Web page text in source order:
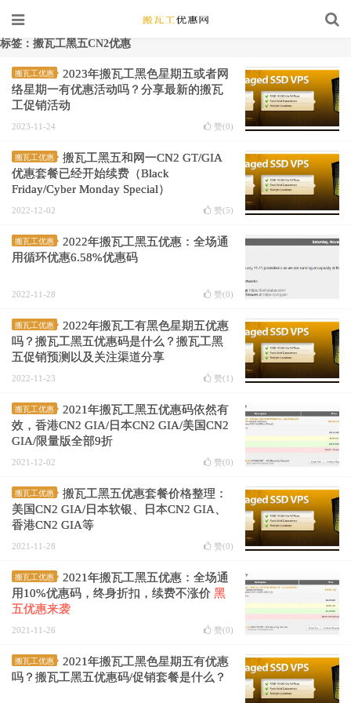
标签：搬瓦工黑五CN2优惠
搬瓦工优惠
2023年搬瓦工黑色星期五或者网
络星期一有优惠活动吗？分享最新的搬瓦
工促销活动
2023-11-24 赞(0)
搬瓦工优惠
搬瓦工黑五和网一CN2 GT/GIA
优惠套餐已经开始续费（Black
Friday/Cyber Monday Special）
2022-12-02 赞(5)
搬瓦工优惠
2022年搬瓦工黑五优惠：全场通
用循环优惠6.58%优惠码
2022-11-28 赞(0)
搬瓦工优惠
2022年搬瓦工有黑色星期五优惠
吗？搬瓦工黑五优惠码是什么？搬瓦工黑
五促销预测以及关注渠道分享
2022-11-23 赞(1 )
搬瓦工优惠
2021年搬瓦工黑五优惠码依然有
效，香港CN2 GIA/日本CN2 GIA/美国CN2
GIA/限量版全部9折
2021-12-02 赞(0)
搬瓦工优惠
搬瓦工黑五优惠套餐价格整理：
美国CN2 GIA/日本软银、日本CN2 GIA、
香港CN2 GIA等
2021-11-28 赞(0)
搬瓦工优惠
2021年搬瓦工黑五优惠：全场通
用10%优惠码，终身折扣，续费不涨价 黑
五优惠来袭
2021-11-26 赞(0)
搬瓦工优惠
2021年搬瓦工黑色星期五有优惠
吗？搬瓦工黑五优惠码/促销套餐是什么？